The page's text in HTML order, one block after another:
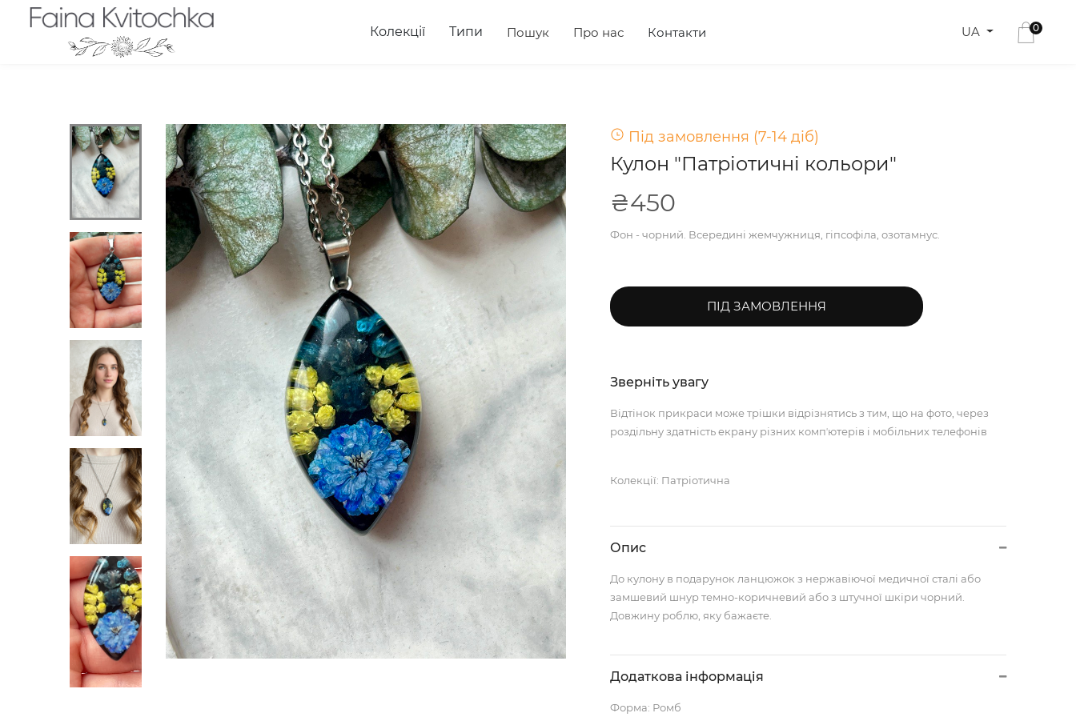
Колекції Типи Пошук Про нас Контакти UA 0
Під замовлення (7-14 діб)
Кулон "Патріотичні кольори"
₴450
Фон - чорний. Всередині жемчужниця, гіпсофіла, озотамнус.
ПІД ЗАМОВЛЕННЯ
Зверніть увагу
Відтінок прикраси може трішки відрізнятись з тим, що на фото, через
роздільну здатність екрану різних компʼютерів і мобільних телефонів
Колекції: Патріотична
Опис
До кулону в подарунок ланцюжок з нержавіючої медичної сталі або
замшевий шнур темно-коричневий або з штучної шкіри чорний.
Довжину роблю, яку бажаєте.
Додаткова інформація
Форма: Ромб